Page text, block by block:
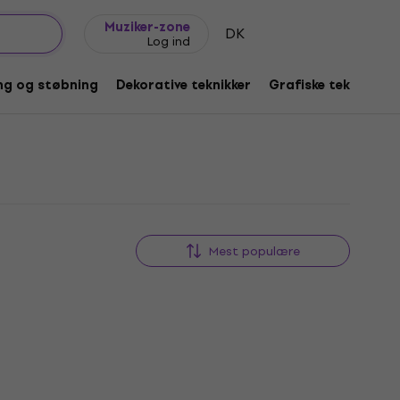
Muziker-zone
Log ind DK
og støbning Dekorative teknikker Grafiske teknikker
Mest populære